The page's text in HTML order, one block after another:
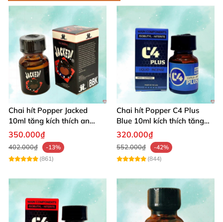
Chai hít Popper Jacked
10ml tăng kích thích an
toàn
350.000₫
402.000₫
-13%
(861)
Chai hít Popper C4 Plus
Blue 10ml kích thích tăng
khoái cảm giới tính
320.000₫
552.000₫
-42%
(844)